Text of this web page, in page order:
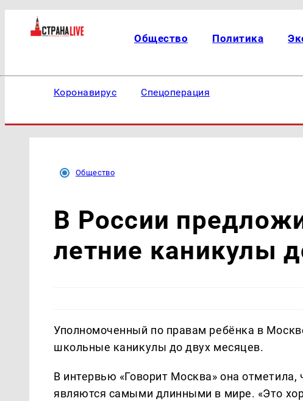
Общество Политика
Коронавирус Спецоперация
Общество
В России
летние каникулы
Уполномоченный по правам ребёнка в
школьные каникулы до двух месяцев.
В интервью «Говорит Москва» она
являются самыми длинными в мире. «Это